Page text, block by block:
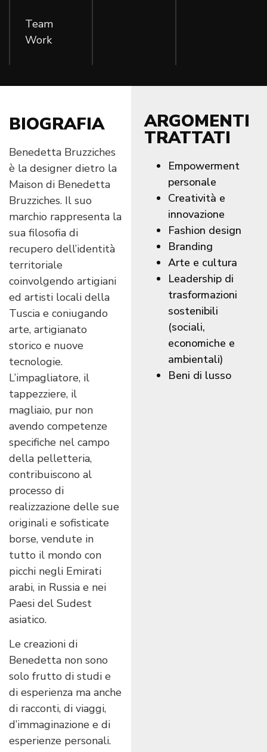
Team
Work
BIOGRAFIA
Benedetta Bruzziches
è la designer dietro la
Maison di Benedetta
Bruzziches. Il suo
marchio rappresenta la
sua filosofia di
recupero dell’identità
territoriale
coinvolgendo artigiani
ed artisti locali della
Tuscia e coniugando
arte, artigianato
storico e nuove
tecnologie.
L’impagliatore, il
tappezziere, il
magliaio, pur non
avendo competenze
specifiche nel campo
della pelletteria,
contribuiscono al
processo di
realizzazione delle sue
originali e sofisticate
borse, vendute in
tutto il mondo con
picchi negli Emirati
arabi, in Russia e nei
Paesi del Sudest
asiatico.
Le creazioni di
Benedetta non sono
solo frutto di studi e
di esperienza ma anche
di racconti, di viaggi,
d’immaginazione e di
esperienze personali.
ARGOMENTI
TRATTATI
Empowerment
personale
Creatività e
innovazione
Fashion design
Branding
Arte e cultura
Leadership di
trasformazioni
sostenibili
(sociali,
economiche e
ambientali)
Beni di lusso